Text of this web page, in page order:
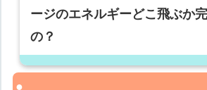
ージのエネルギーどこ飛ぶか
の？